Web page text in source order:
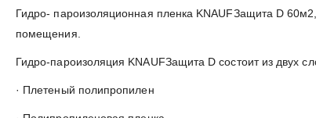
Гидро- пароизоляционная пленка KNAUFЗащита D
помещения.
Гидро-пароизоляция KNAUFЗащита D состоит из двух
· Плетеный полипропилен